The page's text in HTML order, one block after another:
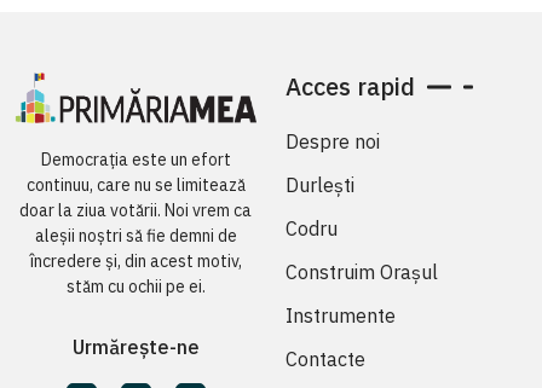
Democrația este un efort
continuu, care nu se limitează
doar la ziua votării. Noi vrem ca
aleșii noștri să fie demni de
încredere și, din acest motiv,
stăm cu ochii pe ei.
Urmărește-ne
Acces rapid
Despre noi
Durlești
Codru
Construim Orașul
Instrumente
Contacte